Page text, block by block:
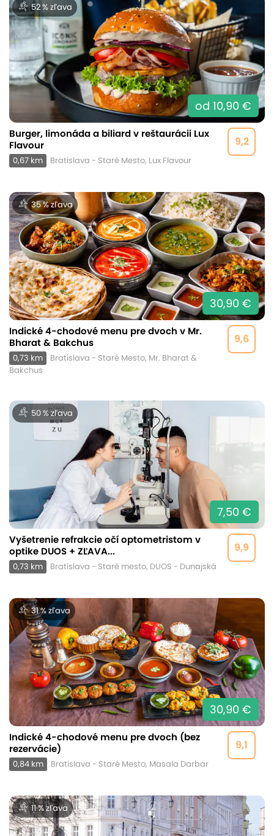
52 % zľava
od 10,90 €
9,2
Burger, limonáda a biliard v reštaurácii Lux
Flavour
0,67 km Bratislava - Staré Mesto, Lux Flavour
35 % zľava
30,90 €
9,6
Indické 4-chodové menu pre dvoch v Mr.
Bharat & Bakchus
0,73 km
Bratislava - Staré Mesto, Mr. Bharat &
Bakchus
50 % zľava
7,50 €
9,9
Vyšetrenie refrakcie očí optometristom v
optike DUOS + ZĽAVA...
0,73 km Bratislava - Staré mesto, DUOS - Dunajská
31 % zľava
30,90 €
9,1
Indické 4-chodové menu pre dvoch (bez
rezervácie)
0,84 km Bratislava - Staré Mesto, Masala Darbar
11 % zľava